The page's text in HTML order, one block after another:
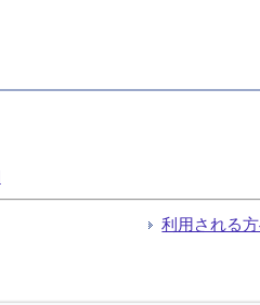
利用される